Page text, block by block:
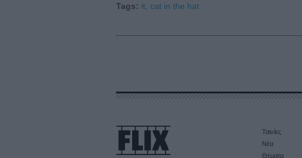
Tags: it, cat in the hat
Ταινίες
Νέα
Θέματα